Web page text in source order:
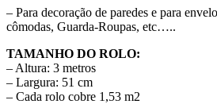
– Para decoração de paredes e para
cômodas, Guarda-Roupas, etc…..
TAMANHO DO ROLO:
– Altura: 3 metros
– Largura: 51 cm
– Cada rolo cobre 1,53 m2